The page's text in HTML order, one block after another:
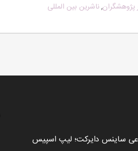
پژوهشگران,ناشرین بین المللی
ساینس دایرکت؛ لیپ اسپیس